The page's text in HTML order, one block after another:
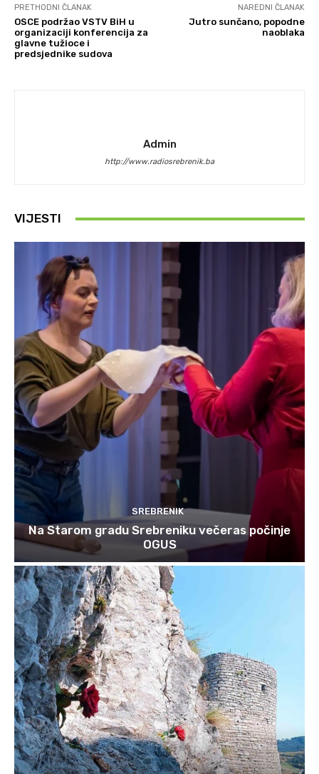
PRETHODNI ČLANAK
OSCE podržao VSTV BiH u
organizaciji konferencija za
glavne tužioce i
predsjednike sudova
NAREDNI ČLANAK
Jutro sunčano, popodne
naoblaka
Admin
http://www.radiosrebrenik.ba
VIJESTI
SREBRENIK
Na Starom gradu Srebreniku večeras počinje
OGUS